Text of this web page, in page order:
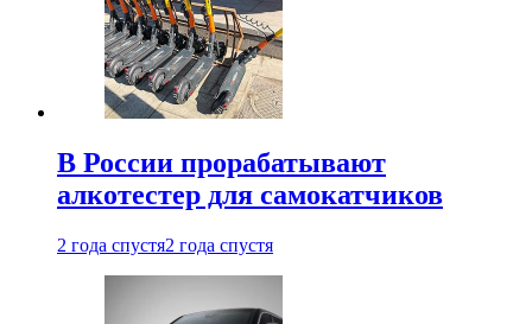
В России прорабатывают
алкотестер для самокатчиков
2 года спустя2 года спустя